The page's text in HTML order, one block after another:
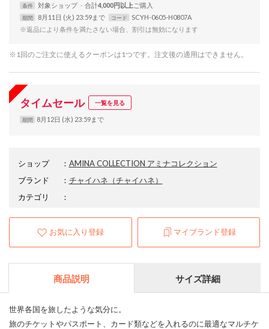
条件 対象ショップ 合計4,000円以上
期間 8月11日 (火) 23:59まで コード
SCYH-0605-H0807A
※返品により条件を満たさない場合、割引は無効になります
※1回のご注文に使えるクーポンは1つです。注文後の適用はできません。
タイムセール 一覧を見る
期間 8月12日 (水) 23:59まで
ショップ ： AMINA COLLECTION アミナコレクション
ブランド
： チャイハネ （チャイハネ）
カテゴリ
：
お気に入り登録 マイブランド登録
商品説明 サイズ詳細
世界各国を旅したような気分に。
旅のチケットやパスポート、カード類などを入れるのに最適なマルチケ